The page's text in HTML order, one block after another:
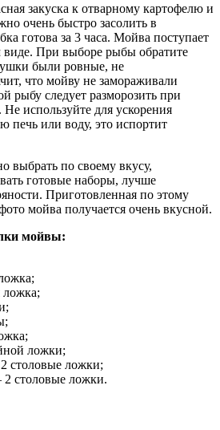
закуска к отварному картофелю и
очень быстро засолить в
готова за 3 часа. Мойва поступает
При выборе рыбы обратите
были ровные, не
что мойву не замораживали
рыбу следует разморозить при
используйте для ускорения
печь или воду, это испортит
выбрать по своему вкусу,
готовые наборы, лучше
Приготовленная по этому
мойва получается очень вкусной.
мойвы:
ложка;
ложки;
столовые ложки;
2 столовые ложки.